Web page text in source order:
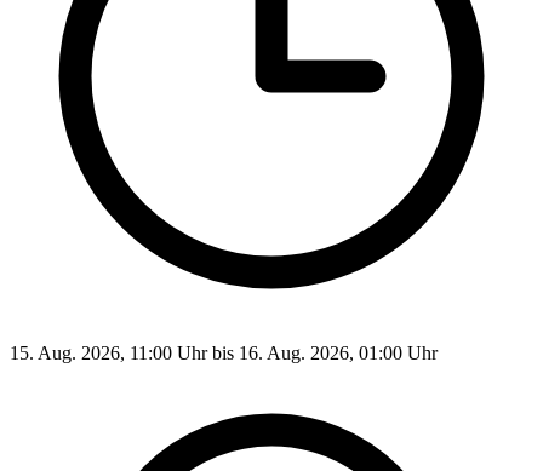
15. Aug. 2026, 11:00 Uhr bis 16. Aug. 2026, 01:00 Uhr